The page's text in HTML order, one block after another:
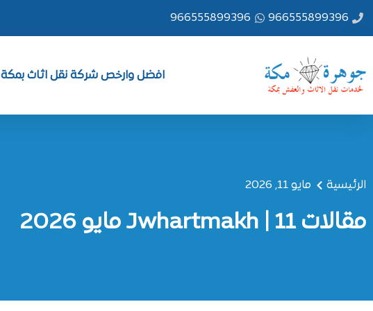
إلى
966555899396
966555899396
افضل وارخص شركة نقل اثاث بمكة
الرئيسية مايو 11, 2026
مقالات Jwhartmakh | 11 مايو 2026